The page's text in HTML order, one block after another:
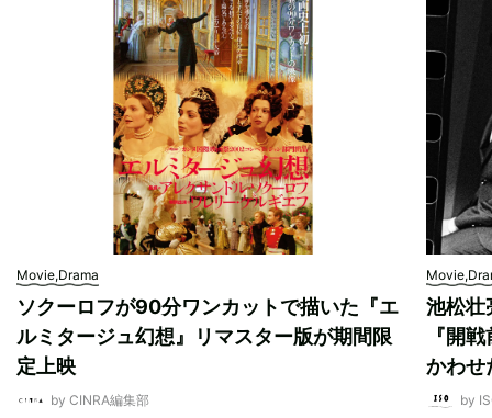
Movie,Drama
ソクーロフが90分ワンカットで描いた『エ
ルミタージュ幻想』リマスター版が期間限
定上映
by CINRA編集部
池松壮
『開
かわせ
by